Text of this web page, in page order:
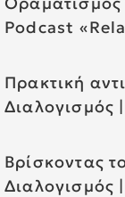
Podcast
Πρακτική
Διαλογισμός
Βρίσκοντας
Διαλογισμός